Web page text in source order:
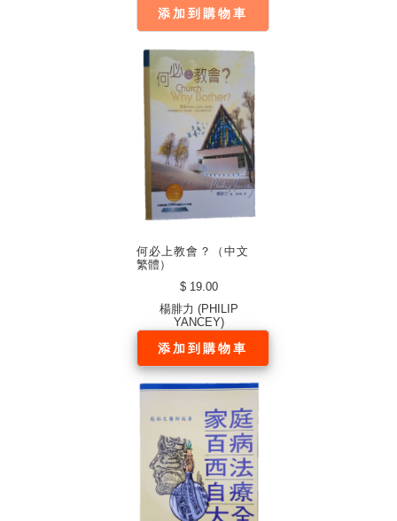
添加到購物車
何必上教會？（中文
繁體）
$ 19.00
楊腓力 (PHILIP
YANCEY)
添加到購物車